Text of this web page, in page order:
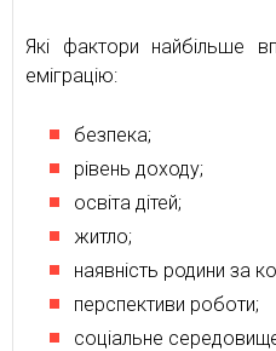
Які фактори найбільше
еміграцію:
безпека;
рівень доходу;
освіта дітей;
житло;
наявність родини за
перспективи роботи;
соціальне